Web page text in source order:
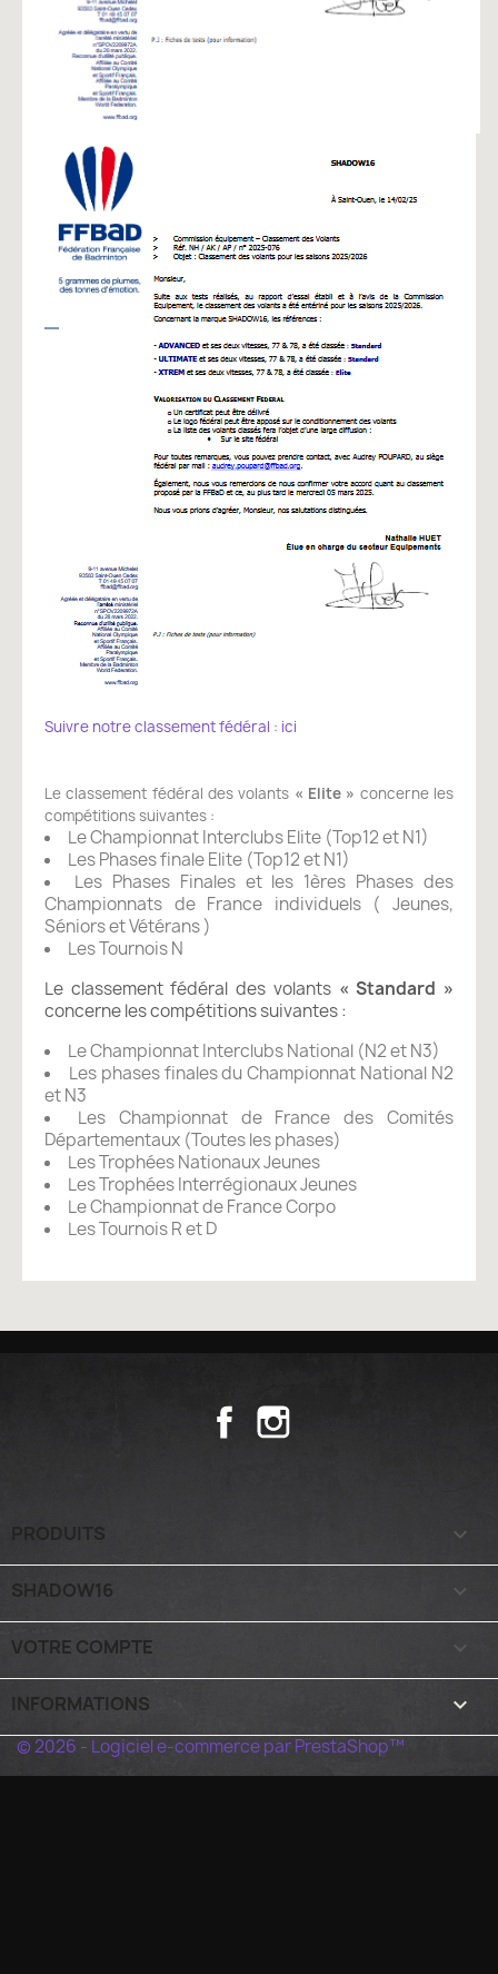
Suivre notre classement fédéral : ici
Le classement fédéral des volants « Elite » concerne les
compétitions suivantes :
Le Championnat Interclubs Elite (Top12 et N1)
Les Phases finale Elite (Top12 et N1)
Les Phases Finales et les 1ères Phases des
Championnats de France individuels ( Jeunes,
Séniors et Vétérans )
Les Tournois N
Le classement fédéral des volants « Standard »
concerne les compétitions suivantes :
Le Championnat Interclubs National (N2 et N3)
Les phases finales du Championnat National N2
et N3
Les Championnat de France des Comités
Départementaux (Toutes les phases)
Les Trophées Nationaux Jeunes
Les Trophées Interrégionaux Jeunes
Le Championnat de France Corpo
Les Tournois R et D
Facebook
PRODUITS 
SHADOW16 
VOTRE COMPTE 
INFORMATIONS keyboard_arrow_down
© 2026 - Logiciel e-commerce par PrestaShop™